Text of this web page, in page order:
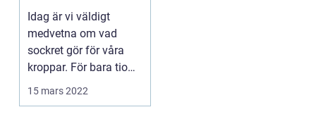
socker
Idag är vi väldigt
medvetna om vad
sockret gör för våra
kroppar. För bara tio
eller tjugo år sedan v...
15 mars 2022